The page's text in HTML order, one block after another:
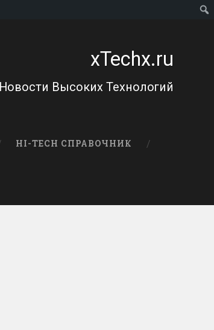
xTechx.ru
Новости Высоких Технологий
HI-TECH СПРАВОЧНИК